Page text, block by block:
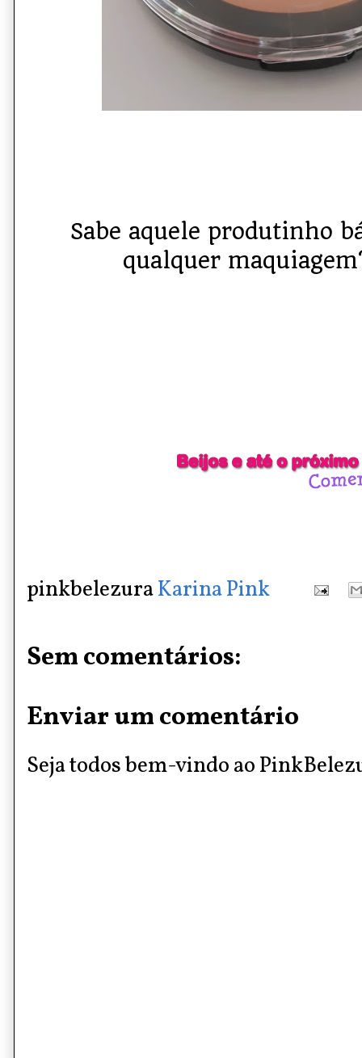
Sabe aquele produtinho
qualquer
pinkbelezuraKarina Pink
Sem comentários:
Enviar um comentário
Seja todos bem-vindo ao